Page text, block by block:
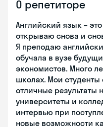
О репетиторе
Английский язык –
открываю снова и
Я преподаю
обучала в вузе
экономистов. Много
школах. Мои
отличные результаты
университеты и
интервью при
новые возможности